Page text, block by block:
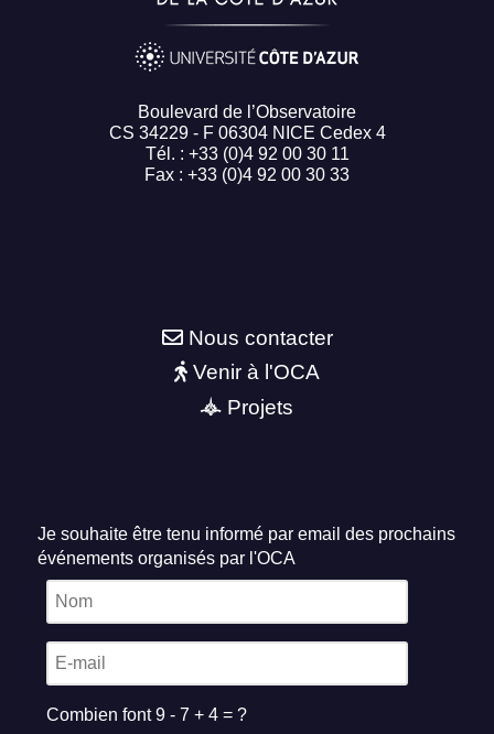
Boulevard de l’Observatoire
CS 34229 - F 06304 NICE Cedex 4
Tél. : +33 (0)4 92 00 30 11
Fax : +33 (0)4 92 00 30 33
Nous contacter
Venir à l'OCA
Projets
Je souhaite être tenu informé par email des prochains
événements organisés par l'OCA
Combien font 9 - 7 + 4 = ?